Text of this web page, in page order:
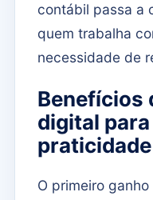
contábil passa a
quem trabalha
necessidade de
Benefícios
digital
praticidade
O primeiro